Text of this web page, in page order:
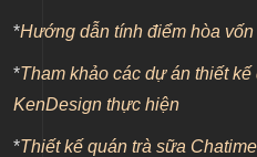
*Hướng dẫn tính điểm hòa
*Tham khảo các dự án thiết
KenDesign thực hiện
*Thiết kế quán trà sữa